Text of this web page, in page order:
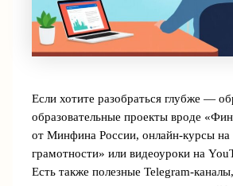
Если хотите разобраться глубже —
образовательные проекты вроде
от Минфина России, онлайн-курсы
грамотности» или видеоуроки на
Есть также полезные Telegram-